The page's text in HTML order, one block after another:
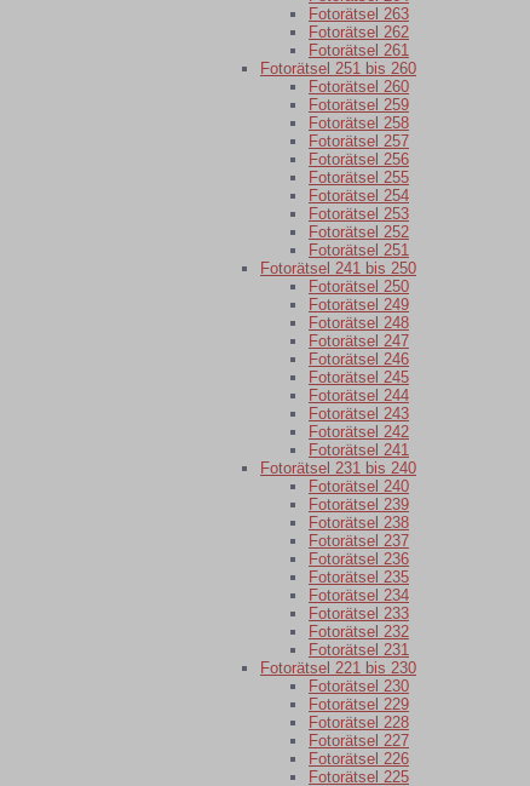
Fotorätsel 263
Fotorätsel 262
Fotorätsel 261
Fotorätsel 251 bis 260
Fotorätsel 260
Fotorätsel 259
Fotorätsel 258
Fotorätsel 257
Fotorätsel 256
Fotorätsel 255
Fotorätsel 254
Fotorätsel 253
Fotorätsel 252
Fotorätsel 251
Fotorätsel 241 bis 250
Fotorätsel 250
Fotorätsel 249
Fotorätsel 248
Fotorätsel 247
Fotorätsel 246
Fotorätsel 245
Fotorätsel 244
Fotorätsel 243
Fotorätsel 242
Fotorätsel 241
Fotorätsel 231 bis 240
Fotorätsel 240
Fotorätsel 239
Fotorätsel 238
Fotorätsel 237
Fotorätsel 236
Fotorätsel 235
Fotorätsel 234
Fotorätsel 233
Fotorätsel 232
Fotorätsel 231
Fotorätsel 221 bis 230
Fotorätsel 230
Fotorätsel 229
Fotorätsel 228
Fotorätsel 227
Fotorätsel 226
Fotorätsel 225